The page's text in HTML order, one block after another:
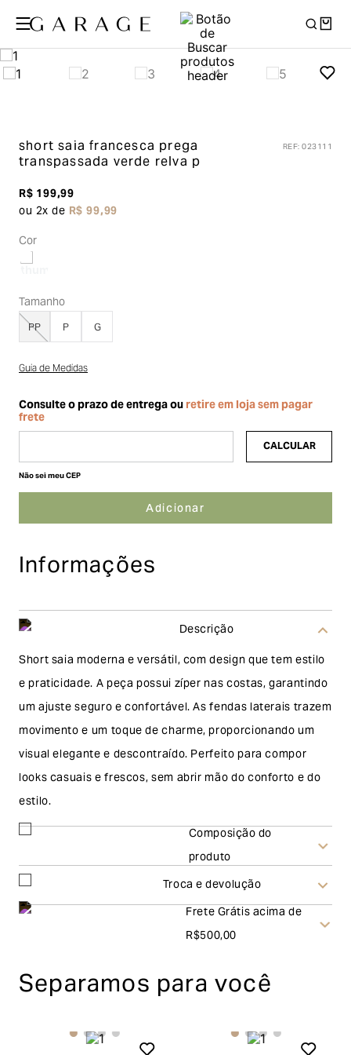
short saia francesca prega
transpassada verde relva p
REF:023111
R$199,99
ou 2x de R$99,99
Cor
Tamanho
PP P G
Guia de Medidas
Não sei meu CEP
Informações
Descrição
Short saia moderna e versátil, com design que tem estilo
e praticidade. A peça possui zíper nas costas, garantindo
um ajuste seguro e confortável. As fendas laterais trazem
movimento e um toque de charme, proporcionando um
visual elegante e descontraído. Perfeito para compor
looks casuais e frescos, sem abrir mão do conforto e do
estilo.
Composição do
produto
Troca e devolução
dias corridos, a contar do recebimento do produto. Ao
envio do produto e conferência interna por parte da
Frete Grátis acima de
R$500,00
Separamos para você